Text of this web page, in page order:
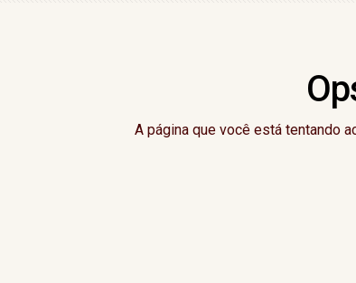
Assembleia de Deus em Gandu promove 3ª edição do
Circuito das Artes oferece cursos e oficinas gratuitas em Gandu
A página que você está tentando